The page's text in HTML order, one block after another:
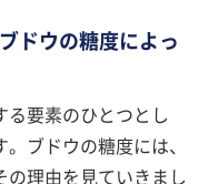
ドウの糖度によっ
る要素のひとつとし
ブドウの糖度には、
の理由を見ていきまし